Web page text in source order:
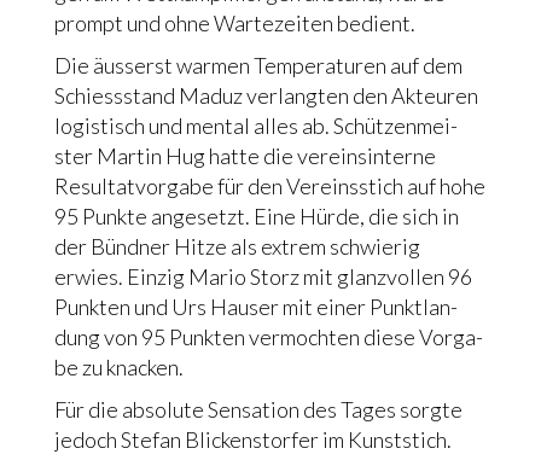
prompt und ohne War­te­zei­ten bedient.
Die äus­serst war­men Tem­pe­ra­tu­ren auf dem
Schiess­stand Maduz ver­lang­ten den Akteu­ren
logi­stisch und men­tal alles ab. Schüt­zen­mei­
ster Mar­tin Hug hat­te die ver­eins­in­ter­ne
Resul­tat­vor­ga­be für den Ver­eins­stich auf hohe
95 Punk­te ange­setzt. Eine Hür­de, die sich in
der Bünd­ner Hit­ze als extrem schwie­rig
erwies. Ein­zig Mario Storz mit glanz­vol­len 96
Punk­ten und Urs Hau­ser mit einer Punkt­lan­
dung von 95 Punk­ten ver­moch­ten die­se Vor­ga­
be zu knacken.
Für die abso­lu­te Sen­sa­ti­on des Tages sorg­te
jedoch Ste­fan Blickens­tor­fer im Kunst­stich.